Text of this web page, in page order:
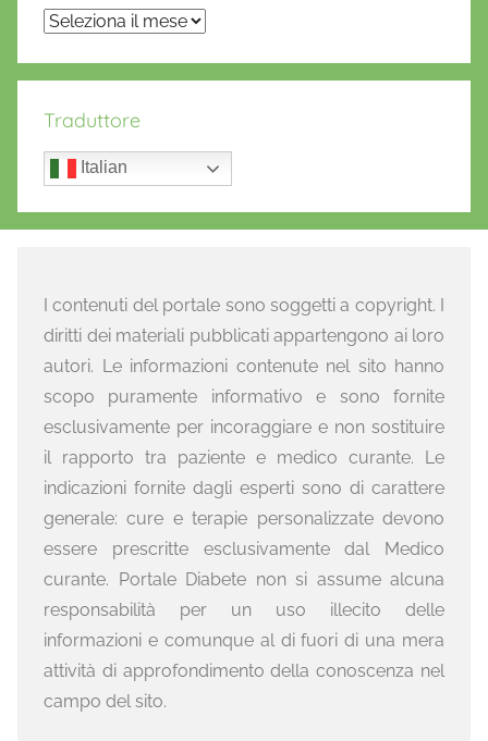
Archivi
Traduttore
Italian
I contenuti del portale sono soggetti a copyright. I
diritti dei materiali pubblicati appartengono ai loro
autori. Le informazioni contenute nel sito hanno
scopo puramente informativo e sono fornite
esclusivamente per incoraggiare e non sostituire
il rapporto tra paziente e medico curante. Le
indicazioni fornite dagli esperti sono di carattere
generale: cure e terapie personalizzate devono
essere prescritte esclusivamente dal Medico
curante. Portale Diabete non si assume alcuna
responsabilità per un uso illecito delle
informazioni e comunque al di fuori di una mera
attività di approfondimento della conoscenza nel
campo del sito.